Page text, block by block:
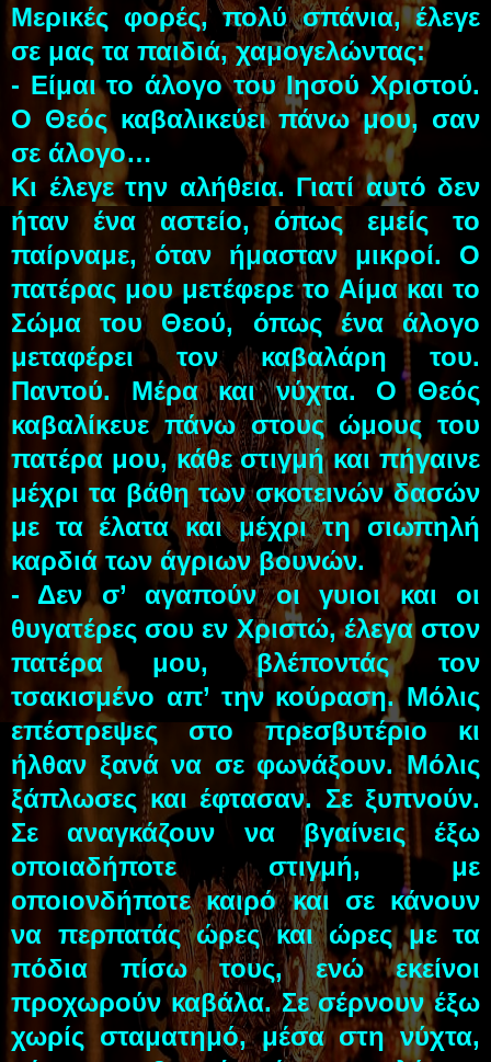
Μερικές φορές, πολύ σπάνια, έλεγε
σε μας τα παιδιά, χαμογελώντας:
- Είμαι το άλογο του Ιησού Χριστού.
Ο Θεός καβαλικεύει πάνω μου, σαν
σε άλογο…
Κι έλεγε την αλήθεια. Γιατί αυτό δεν
ήταν ένα αστείο, όπως εμείς το
παίρναμε, όταν ήμασταν μικροί. Ο
πατέρας μου μετέφερε το Αίμα και το
Σώμα του Θεού, όπως ένα άλογο
μεταφέρει τον καβαλάρη του.
Παντού. Μέρα και νύχτα. Ο Θεός
καβαλίκευε πάνω στους ώμους του
πατέρα μου, κάθε στιγμή και πήγαινε
μέχρι τα βάθη των σκοτεινών δασών
με τα έλατα και μέχρι τη σιωπηλή
καρδιά των άγριων βουνών.
- Δεν σ’ αγαπούν οι γυιοι και οι
θυγατέρες σου εν Χριστώ, έλεγα στον
πατέρα μου, βλέποντάς τον
τσακισμένο απ’ την κούραση. Μόλις
επέστρεψες στο πρεσβυτέριο κι
ήλθαν ξανά να σε φωνάξουν. Μόλις
ξάπλωσες και έφτασαν. Σε ξυπνούν.
Σε αναγκάζουν να βγαίνεις έξω
οποιαδήποτε στιγμή, με
οποιονδήποτε καιρό και σε κάνουν
να περπατάς ώρες και ώρες με τα
πόδια πίσω τους, ενώ εκείνοι
προχωρούν καβάλα. Σε σέρνουν έξω
χωρίς σταματημό, μέσα στη νύχτα,